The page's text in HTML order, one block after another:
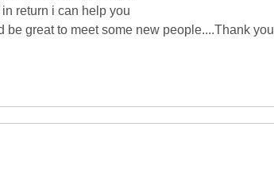
return i can help you
great to meet some new people....Thank you